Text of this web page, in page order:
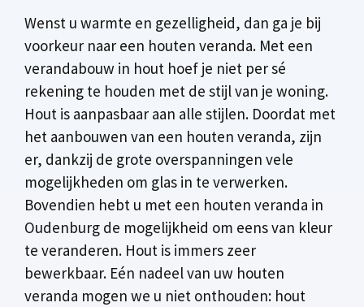
Wenst u warmte en gezelligheid, dan ga je bij
voorkeur naar een houten veranda. Met een
verandabouw in hout hoef je niet per sé
rekening te houden met de stijl van je woning.
Hout is aanpasbaar aan alle stijlen. Doordat met
het aanbouwen van een houten veranda, zijn
er, dankzij de grote overspanningen vele
mogelijkheden om glas in te verwerken.
Bovendien hebt u met een houten veranda in
Oudenburg de mogelijkheid om eens van kleur
te veranderen. Hout is immers zeer
bewerkbaar. Eén nadeel van uw houten
veranda mogen we u niet onthouden: hout